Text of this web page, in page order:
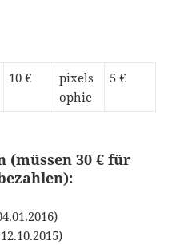
10 €
pixels
ophie
5 €
(müssen 30 € für